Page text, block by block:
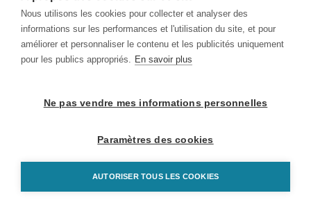
Nous utilisons les cookies pour collecter et analyser des
informations sur les performances et l'utilisation du site, et pour
améliorer et personnaliser le contenu et les publicités uniquement
pour les publics appropriés. En savoir plus
Ne pas vendre mes informations personnelles
Paramètres des cookies
AUTORISER TOUS LES COOKIES